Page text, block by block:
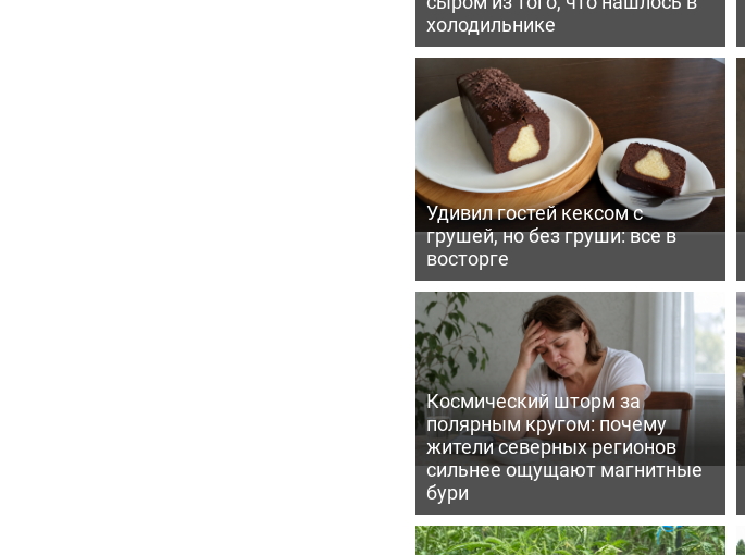
холодильнике
Удивил гостей кексом с
грушей, но без груши: все в
восторге
Космический шторм за
полярным кругом: почему
жители северных регионов
сильнее ощущают магнитные
бури